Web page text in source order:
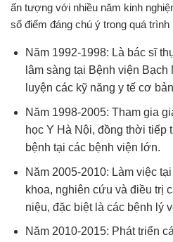
ấn tượng với nhiều năm kinh
số điểm đáng chú ý trong quá
Năm 1992-1998: Là bác sĩ
lâm sàng tại Bệnh viện
luyện các kỹ năng y tế cơ
Năm 1998-2005: Tham gia
học Y Hà Nội, đồng thời tiếp
bệnh tại các bệnh viện lớn.
Năm 2005-2010: Làm việc
khoa, nghiên cứu và điều trị
niệu, đặc biệt là các bệnh lý
Năm 2010-2015: Phát triển